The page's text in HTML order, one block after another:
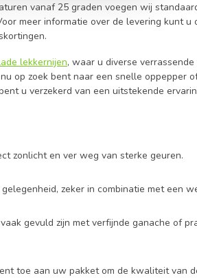
vanaf 25 graden voegen wij
meer informatie over de levering kunt u
lekkernijen, waar u diverse
op zoek bent naar een snelle oppepper
u verzekerd van een uitstekende
zonlicht en ver weg van sterke geuren.
zeker in combinatie met een
gevuld zijn met verfijnde ganache of
toe aan uw pakket om de kwaliteit van